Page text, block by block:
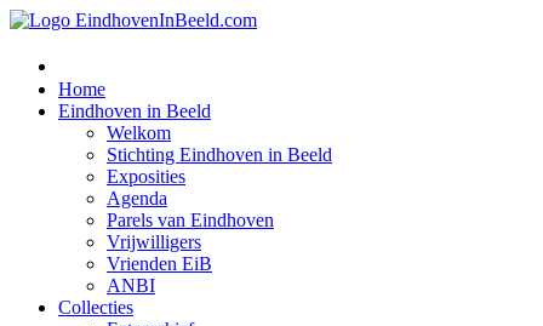
Home
Eindhoven in Beeld
Welkom
Stichting Eindhoven in Beeld
Exposities
Agenda
Parels van Eindhoven
Vrijwilligers
Vrienden EiB
ANBI
Collecties